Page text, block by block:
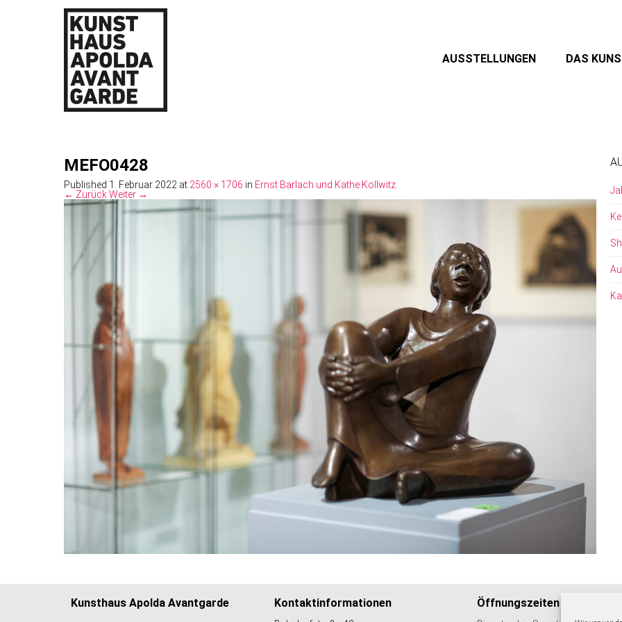
AUSSTELLUNGEN DAS
MEFO0428
Published 1. Februar 2022 at 2560 × 1706 in Ernst Barlach und Käthe Kollwitz
← ZurückWeiter →
Kunsthaus Apolda Avantgarde Kontaktinformationen Öffnungszeiten